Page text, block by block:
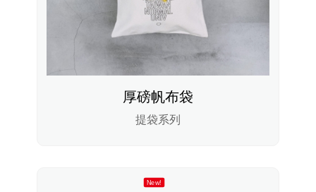
厚磅帆布袋
提袋系列
New!